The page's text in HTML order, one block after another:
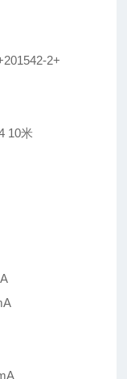
2+
10米